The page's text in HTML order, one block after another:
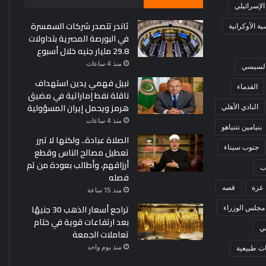
الإسرائيلي
الأوكرانية
السيسي
القدماء
النادي الأهلي
بنيامين نتنياهو
جنوب سيناء
غزة قصه
مجلس الوزراء
طبيعية
ثاندر تتصدر شركات السمسرة
في البورصة المصرية بتداولات
29.8 مليار جنيه خلال أسبوع
منذ 4 ساعات
نبيل فهمي يدين استهداف
ناقلة نفط إماراتية في مضيق
هرمز ويحمل إيران المسؤولية
منذ 4 ساعات
الصلاة عبادة.. ولكنها لا تبرر
تعطيل مصالح الناس وقطع
أرزاقهم، وأطالب بعودة من تم
فصله
منذ 15 ساعة
تراجع أسعار الذهب 30 جنيهًا
بعد ارتفاعات قوية في ختام
تعاملات الجمعة
منذ يوم واحد